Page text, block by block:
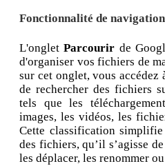
Fonctionnalité de
L'ongletParcourir de
d'organiser vos fichiers de
sur cet onglet, vous accédez
de rechercher des fichiers
tels que les
images, les vidéos, les
Cette classification
des fichiers, qu’il s’agisse
les déplacer, les renommer